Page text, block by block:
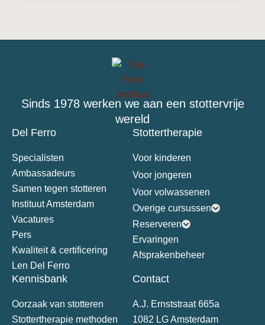
Sinds 1978 werken we aan een stottervrije
wereld
Del Ferro
Specialisten
Ambassadeurs
Samen tegen stotteren
Instituut Amsterdam
Vacatures
Pers
Kwaliteit & certificering
Len Del Ferro
Stottertherapie
Voor kinderen
Voor jongeren
Voor volwassenen
Overige cursussen
Reserveren
Ervaringen
Afsprakenbeheer
Kennisbank
Oorzaak van stotteren
Stottertherapie methoden
Contact
A.J. Ernststraat 665a
1082 LG Amsterdam